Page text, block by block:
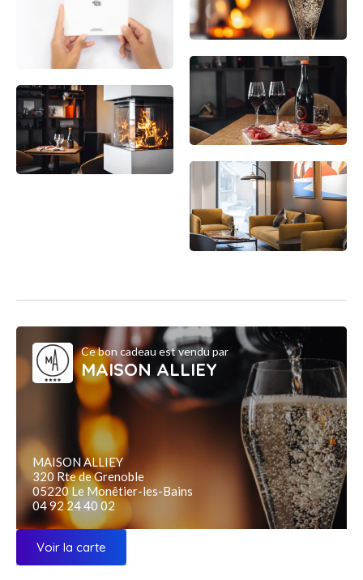
Ce bon cadeau est vendu par
MAISON ALLIEY
MAISON ALLIEY
320 Rte de Grenoble
05220 Le Monêtier-les-Bains
04 92 24 40 02
Voir la carte